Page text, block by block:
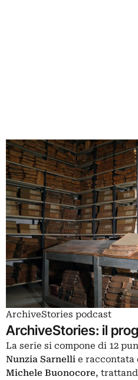
ArchiveStories podcast
ArchiveStories: il
La serie si compone di 12
Nunzia Sarnelli e raccontata
Michele Buonocore,